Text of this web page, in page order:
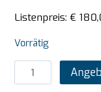
Listenpreis: €
Vorrätig
SARO
Fritteuse